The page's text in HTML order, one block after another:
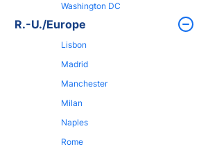
Washington DC
R.-U./Europe
Lisbon
Madrid
Manchester
Milan
Naples
Rome